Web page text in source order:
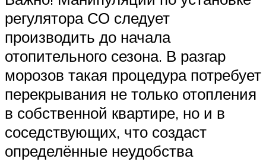
регулятора СО следует
производить до начала
отопительного сезона. В разгар
морозов такая процедура потребует
перекрывания не только отопления
в собственной квартире, но и в
соседствующих, что создаст
определённые неудобства